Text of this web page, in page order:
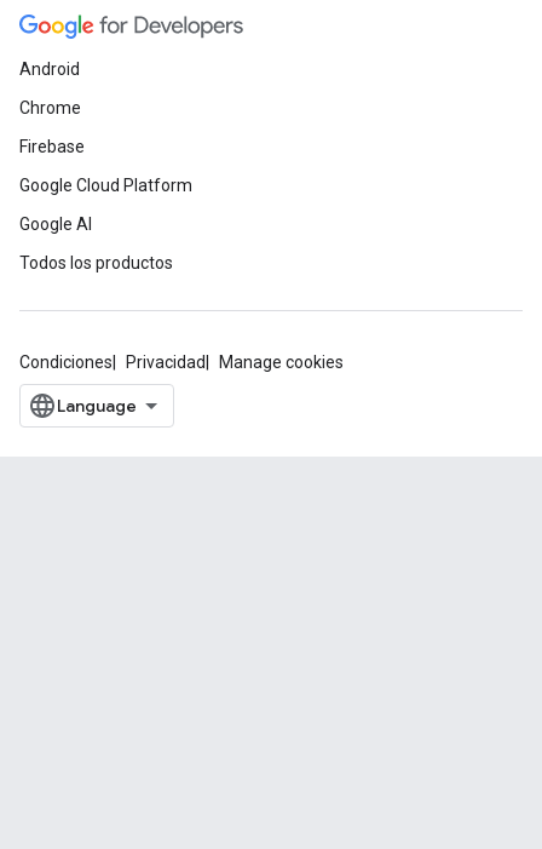
Android
Chrome
Firebase
Google Cloud Platform
Google AI
Todos los productos
Condiciones Privacidad Manage cookies